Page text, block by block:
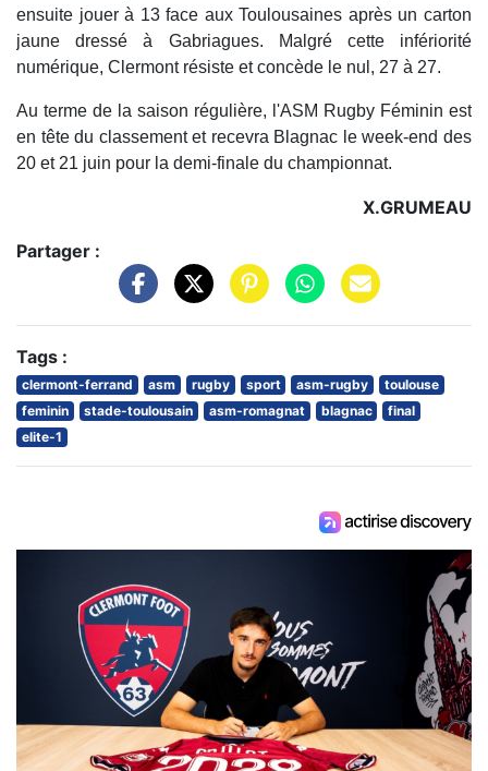
ensuite jouer à 13 face aux Toulousaines après un carton
jaune dressé à Gabriagues. Malgré cette infériorité
numérique, Clermont résiste et concède le nul, 27 à 27.
Au terme de la saison régulière, l'ASM Rugby Féminin est
en tête du classement et recevra Blagnac le week-end des
20 et 21 juin pour la demi-finale du championnat.
X.GRUMEAU
Partager :
Tags :
clermont-ferrand asm rugby sport asm-rugby
toulouse
feminin
stade-toulousain asm-romagnat blagnac
final
elite-1